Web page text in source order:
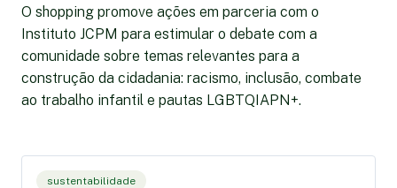
O shopping promove ações em parceria com o
Instituto JCPM para estimular o debate com a
comunidade sobre temas relevantes para a
construção da cidadania: racismo, inclusão, combate
ao trabalho infantil e pautas LGBTQIAPN+.
sustentabilidade